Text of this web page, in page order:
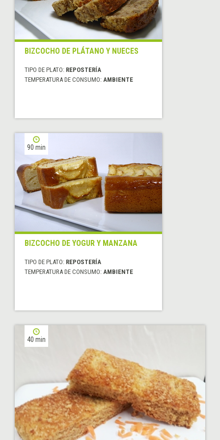
BIZCOCHO DE PLÁTANO Y NUECES
TIPO DE PLATO: REPOSTERÍA
TEMPERATURA DE CONSUMO: AMBIENTE
90 min
BIZCOCHO DE YOGUR Y MANZANA
TIPO DE PLATO: REPOSTERÍA
TEMPERATURA DE CONSUMO: AMBIENTE
40 min